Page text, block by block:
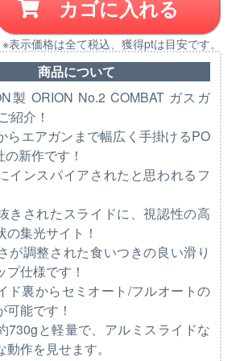
カゴに入れる
※表示価格は全て税込、獲得ptは目安です。
商品について
製 ORION No.2 COMBAT ガスガ
紹介！
らエアガンまで幅広く手掛けるPO
新作です！
インスパイアされたと思われるフ
きされたスライドに、視認性の高
の集光サイト！
が調整された食いつきの良い滑り
プ仕様です！
ド裏からセミオート/フルオートの
能です！
730gと軽量で、アルミスライドな
作を見せます。